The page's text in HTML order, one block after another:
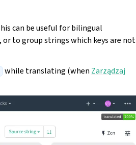
can be useful for bilingual
to group strings which keys are not
while translating (when Zarządzaj